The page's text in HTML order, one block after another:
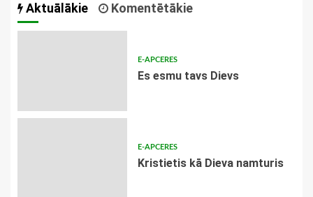
Aktuālākie Komentētākie
E-APCERES
Es esmu tavs Dievs
E-APCERES
Kristietis kā Dieva namturis